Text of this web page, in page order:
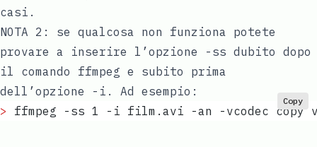
casi.
NOTA 2: se qualcosa non funziona potete
provare a inserire l’opzione -ss dubito dopo
il comando ffmpeg e subito prima
dell’opzione -i. Ad esempio:
> ffmpeg -ss 1 -i film.avi -an -vcodec copy
Copy